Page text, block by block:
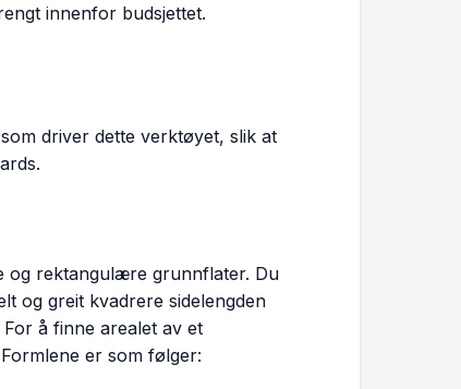
innenfor budsjettet.
driver dette verktøyet, slik at
og rektangulære grunnflater. Du
og greit kvadrere sidelengden
å finne arealet av et
er som følger: